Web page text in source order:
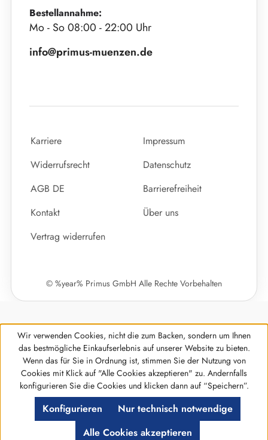
Bestellannahme:
Mo - So 08:00 - 22:00 Uhr
info@primus-muenzen.de
Karriere
Impressum
Widerrufsrecht
Datenschutz
AGB DE
Barrierefreiheit
Kontakt
Über uns
Vertrag widerrufen
© %year% Primus GmbH Alle Rechte Vorbehalten
Werkzeugleiste anzeigen
Wir verwenden Cookies, nicht die zum Backen, sondern um Ihnen
das bestmögliche Einkaufserlebnis auf unserer Website zu bieten.
Wenn das für Sie in Ordnung ist, stimmen Sie der Nutzung von
Cookies mit Klick auf "Alle Cookies akzeptieren" zu. Andernfalls
konfigurieren Sie die Cookies und klicken dann auf “Speichern”.
Nur technisch notwendige
Konfigurieren
Alle Cookies akzeptieren